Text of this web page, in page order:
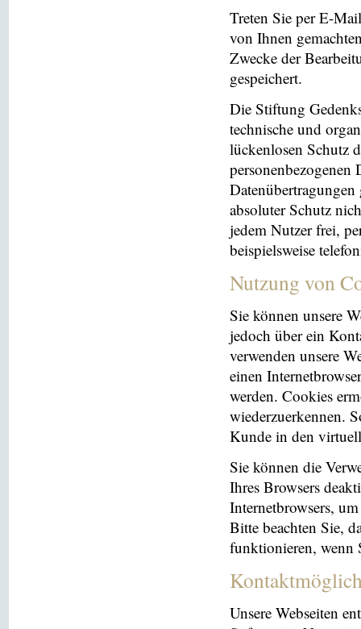
Treten Sie per E-
von Ihnen
Zwecke der
gespeichert.
Die Stiftung
technische und
lückenlosen Schutz
personenbezogenen
absoluter Schutz
jedem Nutzer frei,
beispielsweise
Nutzung von
Sie können unsere
jedoch über ein
verwenden unsere
einen
werden. Cookies
wiederzuerkennen.
Kunde in den
Sie können die
Ihres Browsers
Internetbrowsers,
Bitte beachten Sie,
funktionieren, wenn
Unsere Webseiten